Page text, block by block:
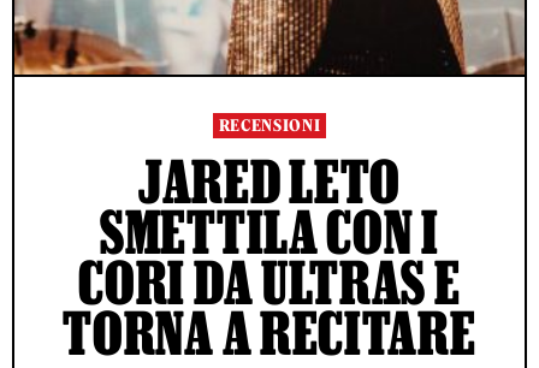
RECENSIONI
JARED LETO
SMETTILA CON I
CORI DA ULTRAS E
TORNA A RECITARE